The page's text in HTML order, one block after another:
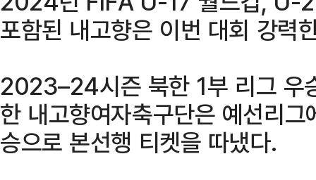
포함된 내고향은 이번 대회 강력
2023–24시즌 북한 1부 리그 우
한 내고향여자축구단은 예선리
승으로 본선행 티켓을 따냈다.